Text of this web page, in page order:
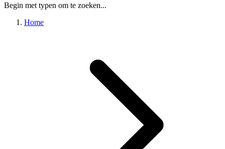
Begin met typen om te zoeken...
Home